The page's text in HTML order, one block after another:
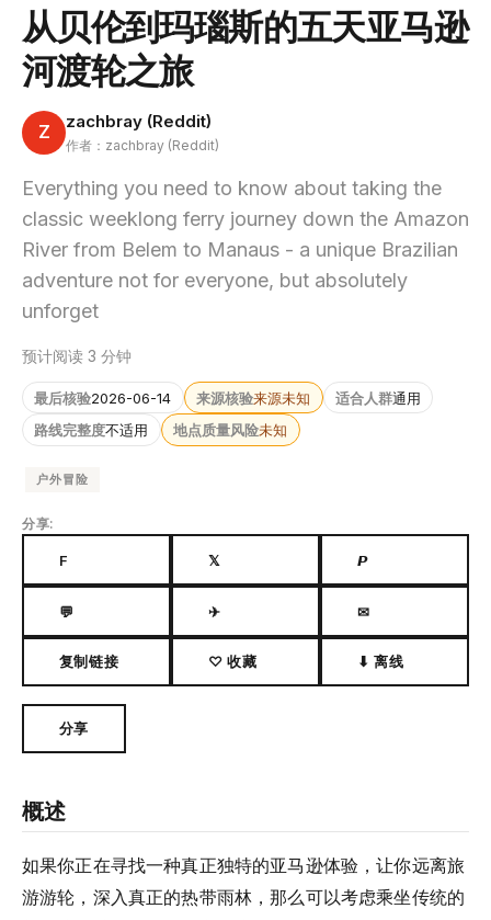
从贝伦到玛瑙斯的五天亚马逊
河渡轮之旅
Z zachbray (Reddit)
作者：zachbray (Reddit)
Everything you need to know about taking the
classic weeklong ferry journey down the Amazon
River from Belem to Manaus - a unique Brazilian
adventure not for everyone, but absolutely
unforget
预计阅读 3 分钟
最后核验2026-06-14 来源核验来源未知 适合人群通用
路线完整度不适用 地点质量风险未知
户外冒险
分享:
F 𝕏 𝙋
💬 ✈ ✉
复制链接 ♡ 收藏 ⬇ 离线
分享
概述
如果你正在寻找一种真正独特的亚马逊体验，让你远离旅
游游轮，深入真正的热带雨林，那么可以考虑乘坐传统的